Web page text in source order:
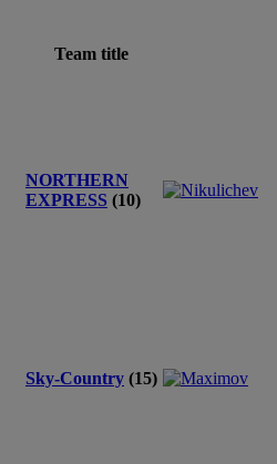
Team title
NORTHERN
EXPRESS (10)
Sky-Country (15)